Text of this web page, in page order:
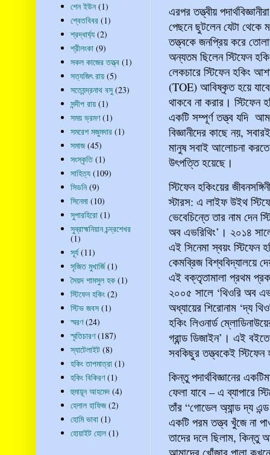
এরপর তত্ত্বীয়
পেছনে ছুটলেন যেটা থেকে
তত্ত্বকে জনপ্রিয় করে
অন্যতম ছিলেন স্টিফেন
লেকচারে স্টিফেন হকিং
(TOE) আবিষ্কৃত হয়ে
থাকবে না করার। স্টিফেন
একটি সম্পূর্ণ তত্ত্ব যদি
বিজ্ঞানীদের কাছে নয়,
মানুষ সবাই আলোচনা
উৎপত্তি হয়েছে।
স্টিফেন হকিংয়ের
স্টারস: এ লাইফ উইথ
ভেবেচিন্তে তার নাম দেন
অব এভরিথিং’। ২০১৪
এই সিনেমা স্বয়ং স্টিফেন
কেমব্রিজ বিশ্ববিদ্যালয়ে
এই বক্তৃতামালা প্রথম
২০০৫ সালে ‘থিওরি অব
অধ্যায়ের শিরোনাম ‘দ্য
হকিং লিওনার্ড
গ্রান্ড ডিজাইন’। এই
সবকিছুর তত্ত্বকেই স্টিফেন
কিন্তু পদার্থবিজ্ঞানের
ফেলা যাবে – এ ব্যাপারে
তাঁর “গোডেল অ্যান্ড দ্য
একটি পরম তত্ত্ব খুঁজে না
তাদের দলে ছিলাম, কিন্তু
শেন ইউন (1)
শ্বেতবিবর (1)
শ্রদ্ধার্ঘ্য (2)
শ্রীলংকা (9)
সকল কাজের তত্ত্ব (1)
সত্যজিৎ রায় (5)
সত্যেন্দ্রনাথ বসু (23)
সন্দীপ রায় (1)
সময় ভ্রমণ (1)
সমরেশ মজুমদার (1)
সমাজ (45)
সংস্কৃতি (1)
সাহিত্য (109)
সিডনি (9)
সিনেমা (10)
সুপারহিরো (1)
সুব্রাহ্মনিয়ান চন্দ্রশেখর
(1)
সূর্য (11)
সৃজিত মুখার্জি (1)
সৈয়দ শামসুল হক (1)
স্টিফেন হকিং (2)
স্টিভ জবস (1)
স্মরণ (24)
স্মৃতিচারণ (187)
স্যাটেলাইট (8)
হকিং তাপমাত্রা (1)
হকিং বিকিরণ (1)
হুমায়ূন আহমেদ (4)
হেলাল হাফিজ (2)
হোমি ভাবা (1)
হোয়াইট হোল (1)